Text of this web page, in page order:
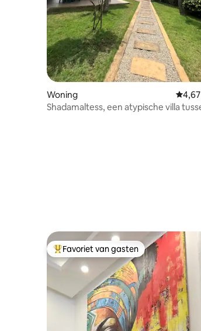
Woning
Shadamaltess, een atypische villa
Topfavoriet van gasten
Favoriet van gasten